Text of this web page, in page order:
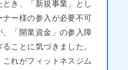
とき、「新規事業」とし
ナー様の参入が必要不可
、「開業資金」の参入障
ことに気づきました。
これがフィットネスジム